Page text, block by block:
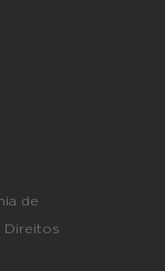
de
Direitos